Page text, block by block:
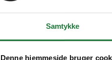
Samtykke
Denne hjemmeside bruger